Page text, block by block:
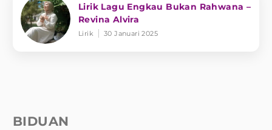
Lirik Lagu Engkau Bukan Rahwana –
Revina Alvira
Lirik 30 Januari 2025
BIDUAN